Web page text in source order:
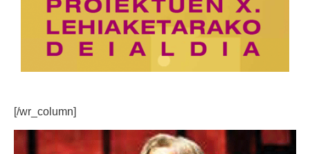
[/wr_column]